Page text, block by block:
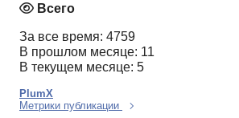
Всего
За все время: 4759
В прошлом месяце: 11
В текущем месяце: 5
PlumX
Метрики публикации